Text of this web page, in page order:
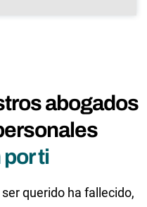
abogados
ti
querido ha fallecido,